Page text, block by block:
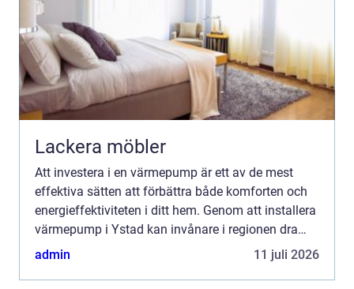
Lackera möbler
Att investera i en värmepump är ett av de mest
effektiva sätten att förbättra både komforten och
energieffektiviteten i ditt hem. Genom att installera
värmepump i Ystad kan invånare i regionen dra
nytta av de...
admin 11 juli 2026